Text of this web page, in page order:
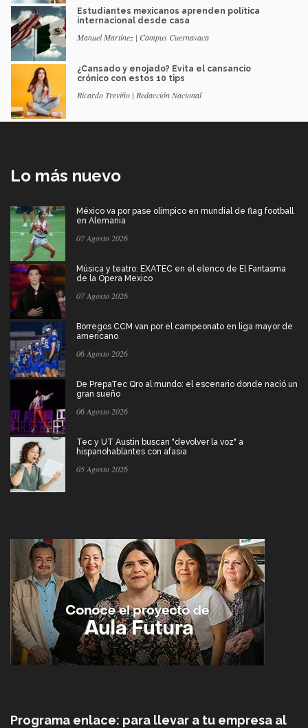
Estudiantes mexicanos aprenden política
internacional desde casa
Manuel Martínez | Campus Cuernavaca
¿Cansado y enojado? Evita el cansancio
crónico con estos 10 tips
Ricardo Treviño | Redacción Nacional
Lo más nuevo
México va por pase olímpico en mundial de flag football
en Alemania
07 Agosto 2026
Música y teatro: EXATEC en el elenco de El Fantasma
de la Ópera Mexico
07 Agosto 2026
Borregos CCM van por el campeonato en liga mayor de
americano
06 Agosto 2026
De PrepaTec Qro al mundo: el escenario donde nació un
gran sueño
06 Agosto 2026
Tec y UT Austin buscan "devolver la voz" a
hispanohablantes con afasia
05 Agosto 2026
Programa enlace: para llevar a tu empresa al